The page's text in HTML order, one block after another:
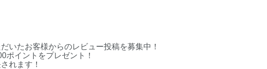
いたお客様からのレビュー投稿を募集中！
ポイントをプレゼント！
れます！